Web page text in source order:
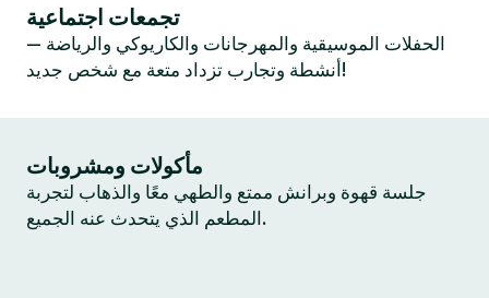
تجمعات اجتماعية
الحفلات الموسيقية والمهرجانات والكاريوكي والرياضة —
أنشطة وتجارب تزداد متعة مع شخص جديد!
مأكولات ومشروبات
جلسة قهوة وبرانش ممتع والطهي معًا والذهاب لتجربة
المطعم الذي يتحدث عنه الجميع.